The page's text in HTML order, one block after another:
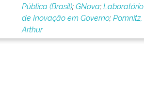
Pública (Brasil);GNova;Laboratório
de Inovação em Governo;Pomnitz,
Arthur